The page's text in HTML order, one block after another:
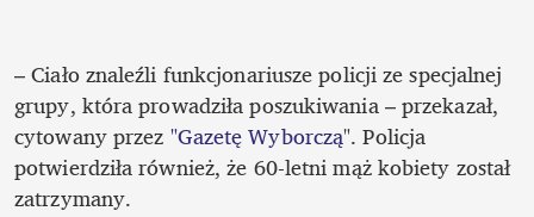
– Ciało znaleźli funkcjonariusze policji ze specjalnej
grupy, która prowadziła poszukiwania – przekazał,
cytowany przez "Gazetę Wyborczą". Policja
potwierdziła również, że 60-letni mąż kobiety został
zatrzymany.